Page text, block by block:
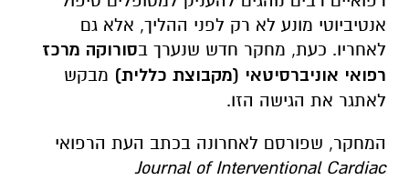
אנטיביוטי מונע לא רק לפני ההליך, אלא גם
לאחריו. כעת, מחקר חדש שנערך בסורוקה מרכז
רפואי אוניברסיטאי (מקבוצת כללית) מבקש
לאתגר את הגישה הזו.
המחקר, שפורסם לאחרונה בכתב העת הרפואי
Journal of Interventional Cardiac